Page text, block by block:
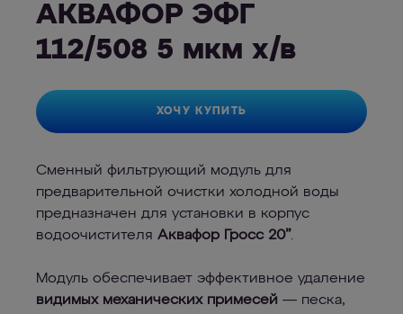
АКВАФОР ЭФГ
112/508 5 мкм х/в
ХОЧУ КУПИТЬ
Сменный фильтрующий модуль для
предварительной очистки холодной воды
предназначен для установки в корпус
водоочистителя Аквафор Гросс 20’’.
Модуль обеспечивает эффективное удаление
видимых механических примесей — песка,